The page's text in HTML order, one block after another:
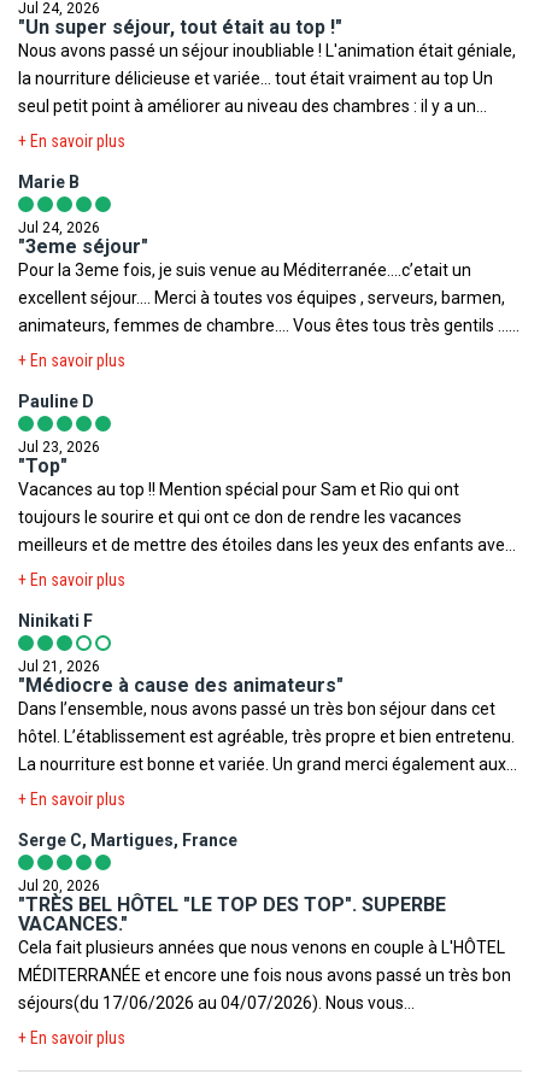
Toutefois il est rappelé qu'aucune région du monde ni aucun pays
ne peuvent être considérés comme étant à l'abri du risque
terroriste.
Jul 24, 2026
"Un super séjour, tout était au top !"
Nous avons passé un séjour inoubliable ! L'animation était géniale,
la nourriture délicieuse et variée... tout était vraiment au top Un
seul petit point à améliorer au niveau des chambres : il y a un
manque de prises électriques près du lit (seulement deux dans
n'est pas très pratique. Hormis cela, l'hôtel est globalement
superbe et le service est irréprochable. Je recommande sans
hésiter !
+ En savoir plus
Marie B
Jul 24, 2026
"3eme séjour"
Pour la 3eme fois, je suis venue au Méditerranée….c’etait un
excellent séjour…. Merci à toutes vos équipes , serveurs, barmen,
animateurs, femmes de chambre…. Vous êtes tous très gentils ….
Mention spéciale à Ali, Hazem et Mabrouka …. Peut être à une
+ En savoir plus
Pauline D
Jul 23, 2026
"Top"
Vacances au top !! Mention spécial pour Sam et Rio qui ont
toujours le sourire et qui ont ce don de rendre les vacances
meilleurs et de mettre des étoiles dans les yeux des enfants avec
leurs énergies positives.
+ En savoir plus
Ninikati F
Jul 21, 2026
"Médiocre à cause des animateurs"
Dans l’ensemble, nous avons passé un très bon séjour dans cet
hôtel. L’établissement est agréable, très propre et bien entretenu.
La nourriture est bonne et variée. Un grand merci également aux
serveurs, toujours souriants et très gentils, ainsi qu’aux femmes
chambres impeccables. Nous souhaitons aussi remercier tout
particulièrement les maîtres-nageurs Hamza et Ayoub, qui sont
adorables, très serviables, professionnels et toujours disponibles
pour les clients. Leur gentillesse mérite d’être soulignée. En
revanche, le point noir de notre séjour concerne l’équipe
d’animation, et plus particulièrement certains animateurs
masculins. Leur comportement est, selon nous, totalement
inadapté. Ils se permettent de poser des questions sur la vie privée
des clients, de faire des remarques déplacées et insistent de
+ En savoir plus
Serge C, Martigues, France
Jul 20, 2026
"TRÈS BEL HÔTEL "LE TOP DES TOP". SUPERBE
VACANCES."
Cela fait plusieurs années que nous venons en couple à L'HÔTEL
MÉDITERRANÉE et encore une fois nous avons passé un très bon
séjours(du 17/06/2026 au 04/07/2026). Nous vous
recommandons cet hôtel. Le personnel est très agréable toujours
+ En savoir plus